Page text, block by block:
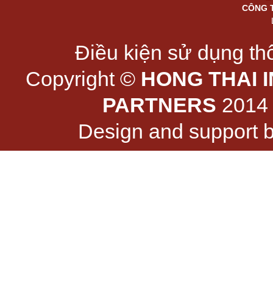
CÔNG
Điều kiện sử dụng
Copyright © HONG THAI
PARTNERS
Design and support